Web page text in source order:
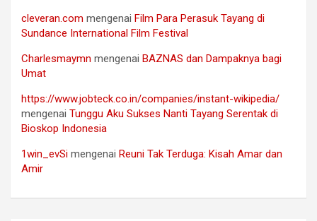
cleveran.com mengenai Film Para Perasuk Tayang di
Sundance International Film Festival
Charlesmaymn mengenai BAZNAS dan Dampaknya bagi
Umat
https://www.jobteck.co.in/companies/instant-wikipedia/
mengenai Tunggu Aku Sukses Nanti Tayang Serentak di
Bioskop Indonesia
1win_evSi mengenai Reuni Tak Terduga: Kisah Amar dan
Amir